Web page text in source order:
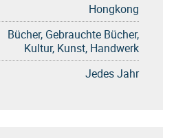
Hongkong
Bücher, Gebrauchte Bücher,
Kultur, Kunst, Handwerk
Jedes Jahr